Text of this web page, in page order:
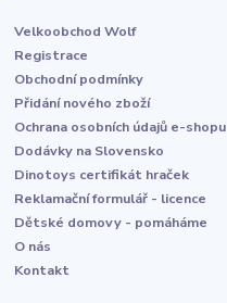
Velkoobchod Wolf
Registrace
Obchodní podmínky
Přidání nového zboží
Ochrana osobních údajů e-shopu
Dodávky na Slovensko
Dinotoys certifikát hraček
Reklamační formulář - licence
Dětské domovy - pomáháme
O nás
Kontakt